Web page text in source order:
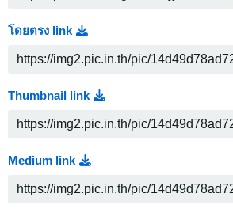
โดยตรง link
Thumbnail link
Medium link